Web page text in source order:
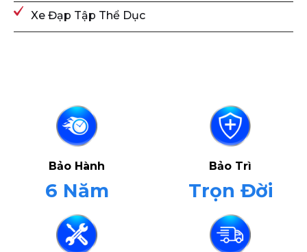
Xe Đạp Tập Thể Dục
Bảo Hành
6 Năm
Bảo Trì
Trọn Đời